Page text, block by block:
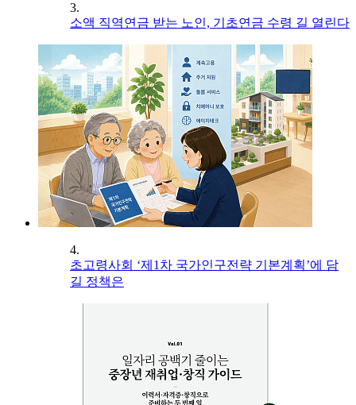
3.
소액 직역연금 받는 노인, 기초연금 수령 길 열린다
4.
초고령사회 ‘제1차 국가인구전략 기본계획’에 담
길 정책은